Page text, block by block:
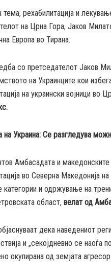
тема, рехабилитација и
на Црна Гора, Јаков
Европа во Тирана.
со претседателот Јаков
на Украинците кои
на украински војници во
Украина: Се разгледува
Амбасадата и македонските
во Северна Македонија
категории и одржување на
област, велат од
дека наведениот
и „секојдневно се наоѓа
окупирана од земјата агресор